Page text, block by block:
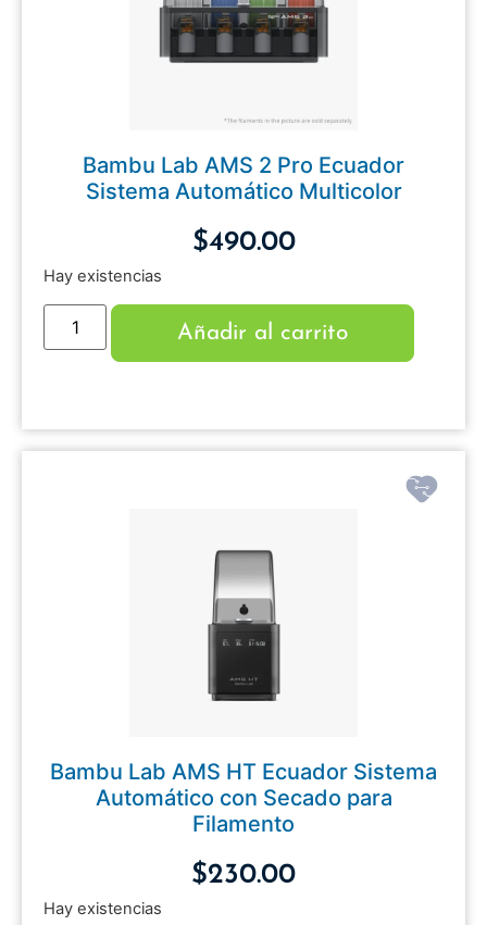
Bambu Lab AMS 2 Pro Ecuador
Sistema Automático Multicolor
$490.00
Hay existencias
Añadir al carrito
Bambu Lab AMS HT Ecuador Sistema
Automático con Secado para
Filamento
$230.00
Hay existencias